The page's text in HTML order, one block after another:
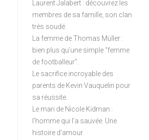
Laurent Jalabert : découvrez les
membres de sa famille, son clan
très soudé.
La femme de Thomas Müller :
bien plus qu’une simple “femme
de footballeur”.
Le sacrifice incroyable des
parents de Kevin Vauquelin pour
sa réussite.
Le mari de Nicole Kidman :
l’homme qui l’a sauvée. Une
histoire d’amour